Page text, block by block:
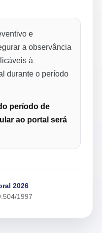
e
a observância
à
durante o período
período de
ao portal será
2026
1997